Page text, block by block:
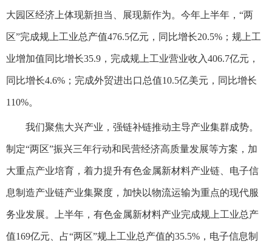
大园区经济上体现新担当、展现新作为。今年上半年，“两
区”完成规上工业总产值476.5亿元，同比增长20.5%；规上工
业增加值同比增长35.9，完成规上工业营业收入406.7亿元，
同比增长4.6%；完成外贸进出口总值10.5亿美元，同比增长
110%。
我们聚焦大兴产业，强链补链推动主导产业集群成势。
制定“两区”振兴三年行动和民营经济高质量发展等方案，加
大重点产业培育，着力提升有色金属新材料产业链、电子信
息制造产业链产业集聚度，加快以物流运输为重点的现代服
务业发展。上半年，有色金属新材料产业完成规上工业总产
值169亿元、占“两区”规上工业总产值的35.5%，电子信息制